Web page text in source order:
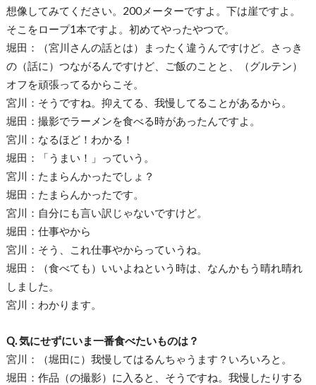
想像してみてください。200メーターですよ。下は崖ですよ。
そこをロープ1本ですよ。初めてやったやつで。
堀田：（宮川さんの話とは）まったく違うんですけど。さっき
の（話に）つながるんですけど、ご飯のことと、（グルテン）
オフを頑張ってるからこそ。
宮川：そうですね。抑えてる、我慢してることがあるから。
堀田：撮影でラーメンを食べる時があったんですよ。
宮川：なるほど！わかる！
堀田：「うまい！」っていう。
宮川：たまらんかったでしょ？
堀田：たまらんかったです。
宮川：自分にも言い訳じゃないですけど。
堀田：仕事やから
宮川：そう、これ仕事やからっていうね。
堀田：（食べても）いいよねという時は、なんかもう晴れ晴れ
しました。
宮川：わかります。
Q. 気にせずにいま一番食べたいものは？
宮川：（堀田に）我慢してはるんちゃうます？いろいろと。
堀田：作品（の撮影）に入ると、そうですね。我慢したりする